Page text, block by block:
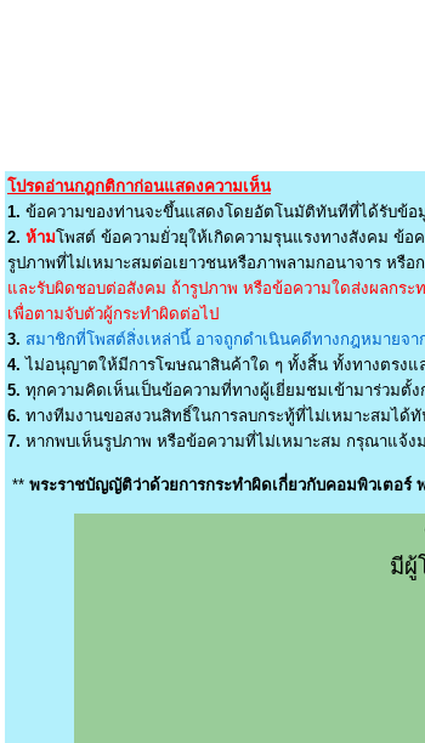
โปรดอ่านกฎกติกาก่อนแสดงความเห็น
1. ข้อความของท่านจะขึ้นแสดงโดยอัตโนมัติทันทีที่ได้รับข้อ
2. ห้ามโพสต์ ข้อความยั่วยุให้เกิดความรุนแรงทางสังคม ข้อ
รูปภาพที่ไม่เหมาะสมต่อเยาวชนหรือภาพลามกอนาจาร หรือ
และรับผิดชอบต่อสังคม ถ้ารูปภาพ หรือข้อความใดส่งผลกร
เพื่อตามจับตัวผู้กระทำผิดต่อไป
3. สมาชิกที่โพสต์สิ่งเหล่านี้ อาจถูกดำเนินคดีทางกฎหมายจา
4. ไม่อนุญาตให้มีการโฆษณาสินค้าใด ๆ ทั้งสิ้น ทั้งทางตรงแ
5. ทุกความคิดเห็นเป็นข้อความที่ทางผู้เยี่ยมชมเข้ามาร่วมตั้ง
6. ทางทีมงานขอสงวนสิทธิ์ในการลบกระทู้ที่ไม่เหมาะสมได้
7. หากพบเห็นรูปภาพ หรือข้อความที่ไม่เหมาะสม กรุณาแจ้ง
** พระราชบัญญัติว่าด้วยการกระทำผิดเกี่ยวกับคอมพิวเตอร์
มีผู้